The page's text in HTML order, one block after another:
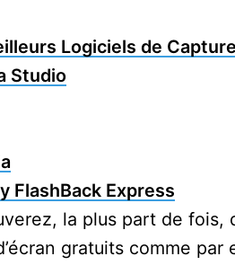
Logiciels de
Studio
FlashBack Express
la plus part de fois,
gratuits comme